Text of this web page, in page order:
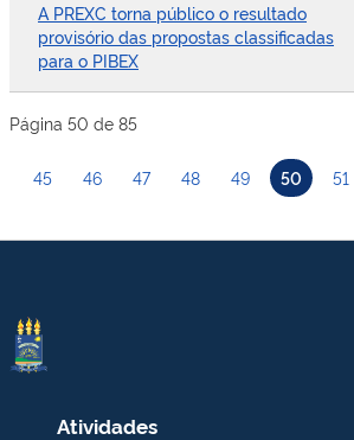
A PREXC torna público o resultado
provisório das propostas classificadas
para o PIBEX
Página 50 de 85
45 46 47 48 49 50 51
Atividades